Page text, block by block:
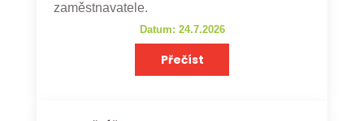
zaměstnavatele.
Datum: 24.7.2026
Přečíst